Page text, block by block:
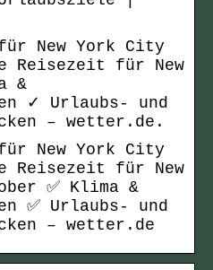
New York City
Reisezeit für New
&
✓ Urlaubs- und
– wetter.de.
New York City
Reisezeit für New
✅ Klima &
✅ Urlaubs- und
– wetter.de